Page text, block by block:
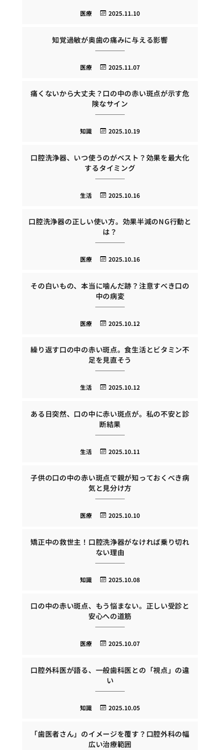
2025.11.10
医療
知覚過敏が奥歯の痛みに与える影響
2025.11.07
医療
痛くないから大丈夫？口の中の赤い斑点が示す危
険なサイン
2025.10.19
知識
口腔洗浄器、いつ使うのがベスト？効果を最大化
するタイミング
2025.10.16
生活
口腔洗浄器の正しい使い方。効果半減のNG行動と
は？
2025.10.16
医療
その白いもの、本当に噛んだ跡？注意すべき口の
中の病変
2025.10.12
医療
繰り返す口の中の赤い斑点。食生活とビタミン不
足を見直そう
2025.10.12
生活
ある日突然、口の中に赤い斑点が。私の不安と診
断結果
2025.10.11
生活
子供の口の中の赤い斑点で親が知っておくべき病
気と見分け方
2025.10.10
医療
矯正中の救世主！口腔洗浄器がなければ乗り切れ
ない理由
2025.10.08
知識
口の中の赤い斑点、もう悩まない。正しい受診と
安心への道筋
2025.10.07
医療
口腔外科医が語る、一般歯科医との「視点」の違
い
2025.10.05
知識
「歯医者さん」のイメージを覆す？口腔外科の幅
広い治療範囲